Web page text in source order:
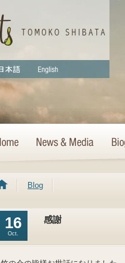
Blog
16
Oct.
感謝